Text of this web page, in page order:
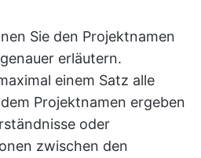
Sie den Projektnamen
erläutern.
einem Satz alle
Projektnamen ergeben
oder
zwischen den